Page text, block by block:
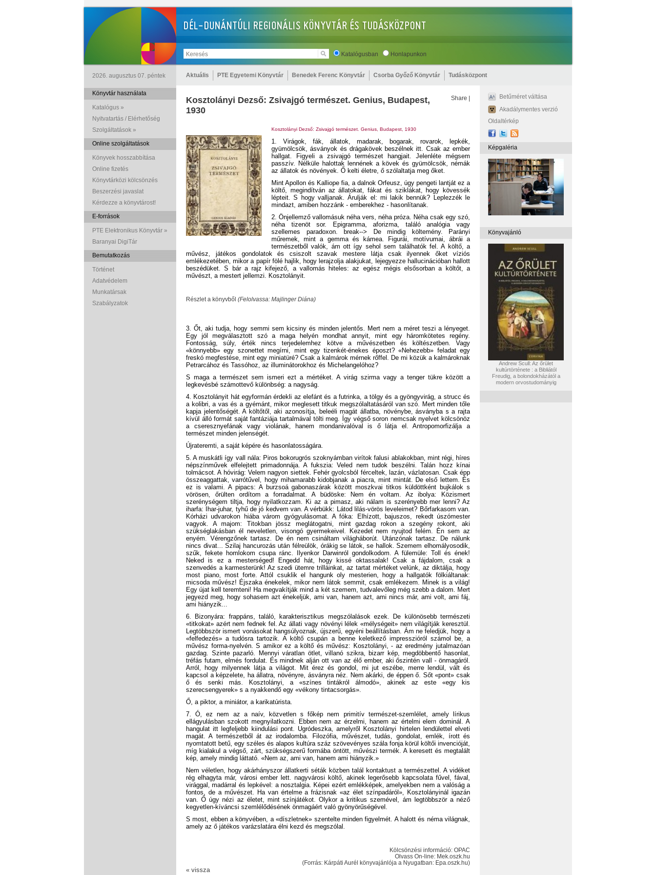
Katalógusban Honlapunkon
2026. augusztus 07. péntek Aktuális PTE Egyetemi Könyvtár Benedek Ferenc Könyvtár Csorba Győző Könyvtár Tudásközpont
Könyvtár használata
Katalógus »
Nyitvatartás / Elérhetőség
Szolgáltatások »
Online szolgáltatások
Könyvek hosszabbítása
Online fizetés
Könyvtárközi kölcsönzés
Beszerzési javaslat
Kérdezze a könyvtárost!
E-források
PTE Elektronikus Könyvtár »
Baranyai DigiTár
Bemutatkozás
Történet
Adatvédelem
Munkatársak
Szabályzatok
Share
Kosztolányi Dezső: Zsivajgó természet. Genius, Budapest,
1930
Kosztolányi Dezső: Zsivajgó természet. Genius, Budapest, 1930
1. Virágok, fák, állatok, madarak, bogarak, rovarok, lepkék,
gyümölcsök, ásványok és drágakövek beszélnek itt. Csak az ember
hallgat. Figyeli a zsivajgó természet hangjait. Jelenléte mégsem
passzív. Nélküle halottak lennének a kövek és gyümölcsök, némák
az állatok és növények. Ő kelti életre, ő szólaltatja meg őket.
Mint Apollon és Kalliope fia, a dalnok Orfeusz, úgy pengeti lantját ez a
költő, megindítván az állatokat, fákat és sziklákat, hogy kövessék
lépteit. S hogy valljanak. Árulják el: mi lakik bennük? Leplezzék le
mindazt, amiben hozzánk - emberekhez - hasonlítanak.
2. Önjellemző vallomásuk néha vers, néha próza. Néha csak egy szó,
néha tizenöt sor. Epigramma, aforizma, találó analógia vagy
szellemes paradoxon. break--> De mindig költemény. Parányi
műremek, mint a gemma és kámea. Figurái, motívumai, ábrái a
természetből valók, ám ott így sehol sem találhatók fel. A költő, a
művész, játékos gondolatok és csiszolt szavak mestere látja csak ilyennek őket víziós
emlékezetében, mikor a papír fölé hajlik, hogy lerajzolja alakjukat, lejegyezze hallucinációban hallott
beszédüket. S bár a rajz kifejező, a vallomás hiteles: az egész mégis elsősorban a költőt, a
művészt, a mestert jellemzi. Kosztolányit.
Részlet a könyvből (Felolvassa: Majlinger Diána)
3. Őt, aki tudja, hogy semmi sem kicsiny és minden jelentős. Mert nem a méret teszi a lényeget.
Egy jól megválasztott szó a maga helyén mondhat annyit, mint egy háromkötetes regény.
Fontosság, súly, érték nincs terjedelemhez kötve a művészetben és költészetben. Vagy
«könnyebb» egy szonettet megírni, mint egy tizenkét-énekes époszt? «Nehezebb» feladat egy
freskó megfestése, mint egy miniatüré? Csak a kalmárok mérnek rőffel. De mi közük a kalmároknak
Petrarcához és Tassóhoz, az illuminátorokhoz és Michelangelóhoz?
S maga a természet sem ismeri ezt a mértéket. A virág szirma vagy a tenger tükre között a
legkevésbé számottevő különbség: a nagyság.
4. Kosztolányit hát egyformán érdekli az elefánt és a futrinka, a tölgy és a gyöngyvirág, a strucc és
a kolibri, a vas és a gyémánt, mikor meglesett titkuk megszólaltatásáról van szó. Mert minden tőle
kapja jelentőségét. A költőtől, aki azonosítja, beleéli magát állatba, növénybe, ásványba s a rajta
kívül álló formát saját fantáziája tartalmával tölti meg. Így végső soron nemcsak nyelvet kölcsönöz
a cseresznyefának vagy violának, hanem mondanivalóval is ő látja el. Antropomorfizálja a
természet minden jelenségét.
Újrateremti, a saját képére és hasonlatosságára.
5. A muskátli így vall nála: Piros bokorugrós szoknyámban virítok falusi ablakokban, mint régi, híres
népszínművek elfelejtett primadonnája. A fukszia: Veled nem tudok beszélni. Talán hozz kínai
tolmácsot. A hóvirág: Velem nagyon siettek. Fehér gyolcsból férceltek, lazán, vázlatosan. Csak épp
összeaggattak, varrótűvel, hogy mihamarabb kidobjanak a piacra, mint mintát. De első lettem. És
ez is valami. A pipacs: A burzsoá gabonaszárak között moszkvai titkos küldöttként bujkálok s
vörösen, őrülten ordítom a forradalmat. A büdöske: Nem én voltam. Az ibolya: Közismert
szerénységem tiltja, hogy nyilatkozzam. Ki az a pimasz, aki nálam is szerényebb mer lenni? Az
iharfa: Ihar-juhar, tyhű de jó kedvem van. A vérbükk: Látod lilás-vörös leveleimet? Bőrfarkasom van.
Kórházi udvarokon hiába várom gyógyulásomat. A fóka: Elhízott, bajuszos, rekedt úszómester
vagyok. A majom: Titokban jössz meglátogatni, mint gazdag rokon a szegény rokont, aki
szükséglakásban él neveletlen, visongó gyermekeivel. Kezedet nem nyujtod felém. Én sem az
enyém. Vérengzőnek tartasz. De én nem csináltam világháborút. Utánzónak tartasz. De nálunk
nincs divat... Szilaj hancurozás után félreülök, órákig se látok, se hallok. Szemem elhomályosodik,
szűk, fekete homlokom csupa ránc. Ilyenkor Darwinról gondolkodom. A fülemüle: Toll és ének!
Neked is ez a mesterséged! Engedd hát, hogy kissé oktassalak! Csak a fájdalom, csak a
szenvedés a karmesterünk! Az szedi ütemre trilláinkat, az tartat mértéket velünk, az diktálja, hogy
most piano, most forte. Attól csuklik el hangunk oly mesterien, hogy a hallgatók fölkiáltanak:
micsoda művész! Éjszaka énekelek, mikor nem látok semmit, csak emlékezem. Minek is a világ!
Egy újat kell teremteni! Ha megvakítják mind a két szemem, tudvalevőleg még szebb a dalom. Mert
jegyezd meg, hogy sohasem azt énekeljük, ami van, hanem azt, ami nincs már, ami volt, ami fáj,
ami hiányzik...
6. Bizonyára: frappáns, találó, karakterisztikus megszólalások ezek. De különösebb természeti
«titkokat» azért nem fednek fel. Az állati vagy növényi lélek «mélységeit» nem világítják keresztül.
Legtöbbször ismert vonásokat hangsúlyoznak, újszerű, egyéni beállításban. Ám ne feledjük, hogy a
«felfedezés» a tudósra tartozik. A költő csupán a benne keletkező impresszióról számol be, a
művész forma-nyelvén. S amikor ez a költő és művész: Kosztolányi, - az eredmény jutalmazóan
gazdag. Szinte pazarló. Mennyi váratlan ötlet, villanó szikra, bizarr kép, megdöbbentő hasonlat,
tréfás futam, elmés fordulat. És mindnek alján ott van az élő ember, aki őszintén vall - önmagáról.
Arról, hogy milyennek látja a világot. Mit érez és gondol, mi jut eszébe, merre lendül, vált és
kapcsol a képzelete, ha állatra, növényre, ásványra néz. Nem akárki, de éppen ő. Sőt «pont» csak
ő és senki más. Kosztolányi, a «színes tintákról álmodó», akinek az este «egy kis
szerecsengyerek» s a nyakkendő egy «vékony tintacsorgás».
Ő, a piktor, a miniátor, a karikatúrista.
7. Ó, ez nem az a naív, közvetlen s főkép nem primitív természet-szemlélet, amely lírikus
ellágyulásban szokott megnyilatkozni. Ebben nem az érzelmi, hanem az értelmi elem dominál. A
hangulat itt legfeljebb kiindulási pont. Ugródeszka, amelyről Kosztolányi hirtelen lendülettel elveti
magát. A természetből át az irodalomba. Filozófia, művészet, tudás, gondolat, emlék, írott és
nyomtatott betű, egy széles és alapos kultúra száz szövevényes szála fonja körül költői invencióját,
míg kialakul a végső, zárt, szükségszerű formába öntött, művészi termék. A keresett és megtalált
kép, amely mindig láttató. «Nem az, ami van, hanem ami hiányzik.»
Nem véletlen, hogy akárhányszor állatkerti séták közben talál kontaktust a természettel. A vidéket
rég elhagyta már, városi ember lett. nagyvárosi költő, akinek legerősebb kapcsolata fűvel, fával,
virággal, madárral és lepkével: a nosztalgia. Képei ezért emlékképek, amelyekben nem a valóság a
fontos, de a művészet. Ha van értelme a frázisnak «az élet színpadáról», Kosztolányinál igazán
van. Ő úgy nézi az életet, mint színjátékot. Olykor a kritikus szemével, ám legtöbbször a néző
kegyetlen-kíváncsi szemlélődésének önmagáért való gyönyörűségével.
S most, ebben a könyvében, a «díszletnek» szentelte minden figyelmét. A halott és néma világnak,
amely az ő játékos varázslatára élni kezd és megszólal.
Kölcsönzési információ: OPAC
Olvass On-line: Mek.oszk.hu
(Forrás: Kárpáti Aurél könyvajánlója a Nyugatban: Epa.oszk.hu)
« vissza
Betűméret váltása
Akadálymentes verzió
Oldaltérkép
Képgaléria
Könyvajánló
Andrew Scull: Az őrület
kultúrtörténete : a Bibliától
Freudig, a bolondokházától a
modern orvostudományig